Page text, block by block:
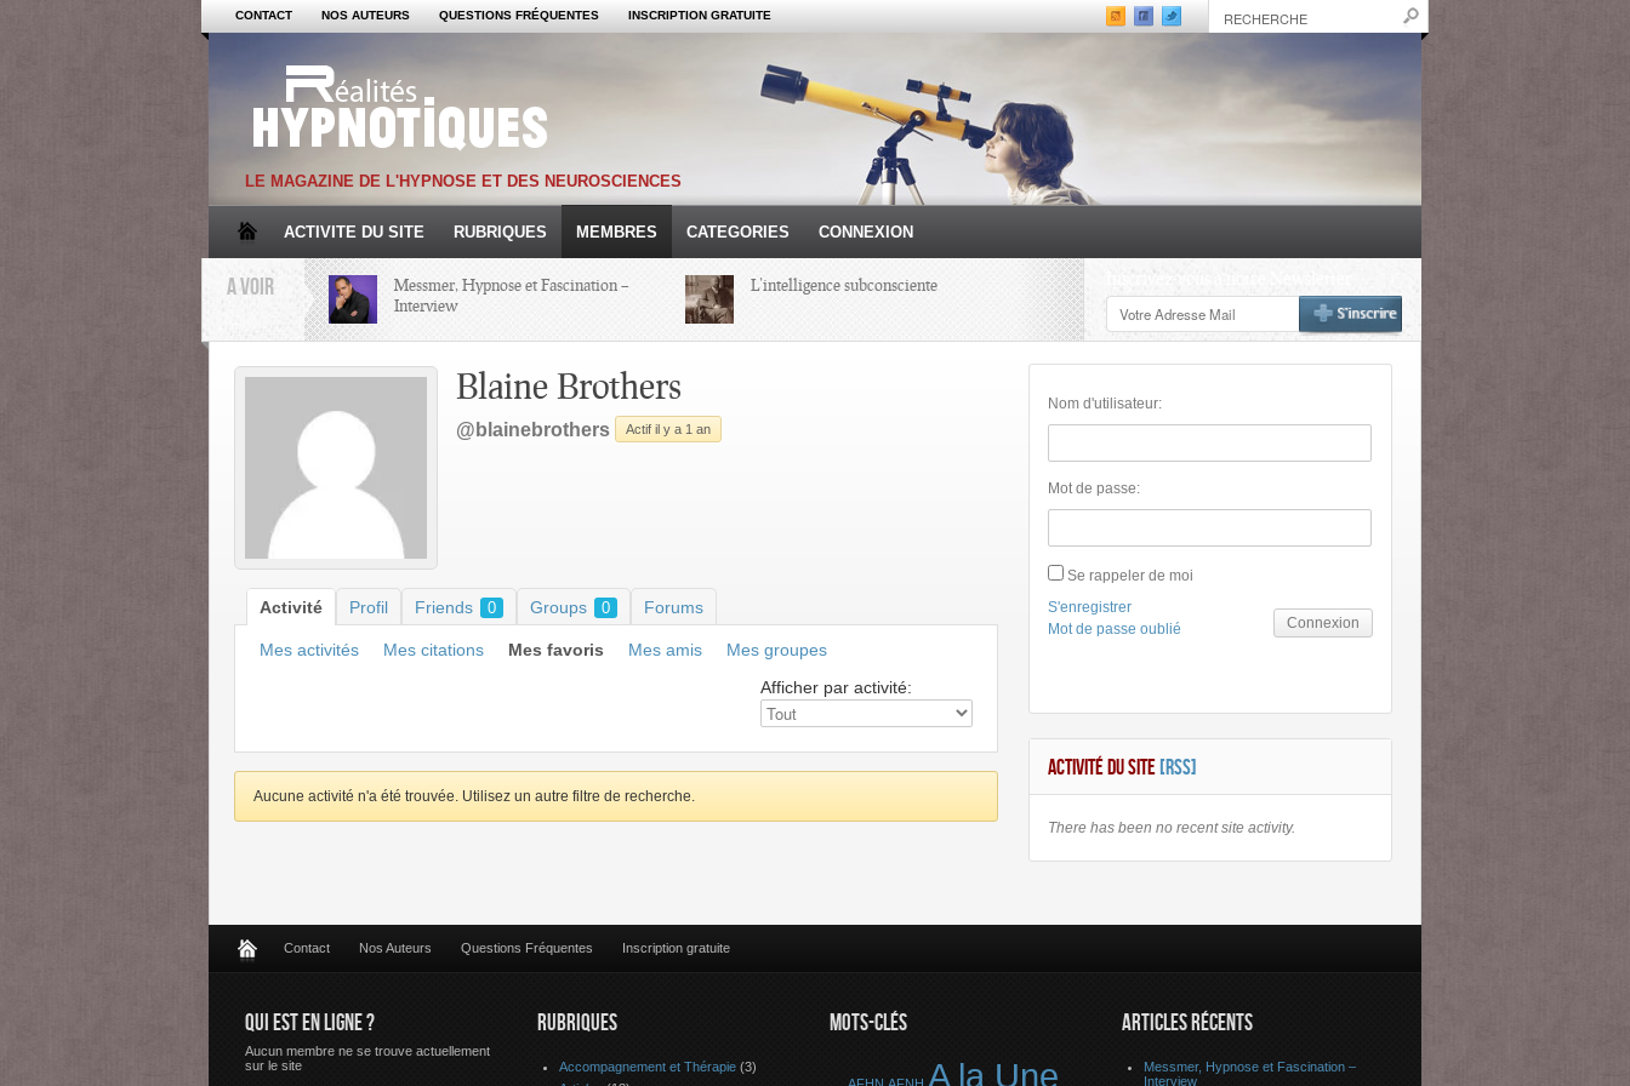
CONTACT NOS AUTEURS QUESTIONS FRÉQUENTES INSCRIPTION GRATUITE
LE MAGAZINE DE L'HYPNOSE ET DES NEUROSCIENCES
ACTIVITE DU SITE RUBRIQUES MEMBRES CATEGORIES CONNEXION
A VOIR
Messmer, Hypnose et Fascination –
Interview
L’intelligence subconsciente
Mémoire et Hypnose
Rendu d’une Journée
Inscrivez-vous à notre Newsletter
Blaine Brothers
@blainebrothers Actif il y a 1 an
Activité Profil Friends 0 Groups 0 Forums
Mes activités Mes citations Mes favoris Mes amis
Mes groupes
Afficher par activité:
Aucune activité n'a été trouvée. Utilisez un autre filtre de recherche.
Nom d'utilisateur:
Mot de passe:
Se rappeler de moi
Connexion
S'enregistrer
Mot de passe oublié
ACTIVITÉ DU SITE [RSS]
There has been no recent site activity.
Contact Nos Auteurs Questions Fréquentes Inscription gratuite
QUI EST EN LIGNE ?
Aucun membre ne se trouve actuellement
sur le site
RUBRIQUES
Accompagnement et Thérapie (3)
MOTS-CLÉS
A la Une
ARTICLES RÉCENTS
Messmer, Hypnose et Fascination –
Interview